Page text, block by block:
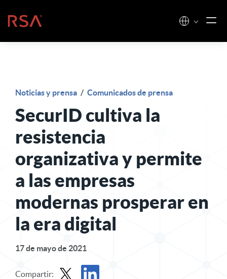
Inicio
Noticias y prensa / Comunicados de prensa
SecurID cultiva la
resistencia
organizativa y permite
a las empresas
modernas prosperar en
la era digital
17 de mayo de 2021
Compartir: